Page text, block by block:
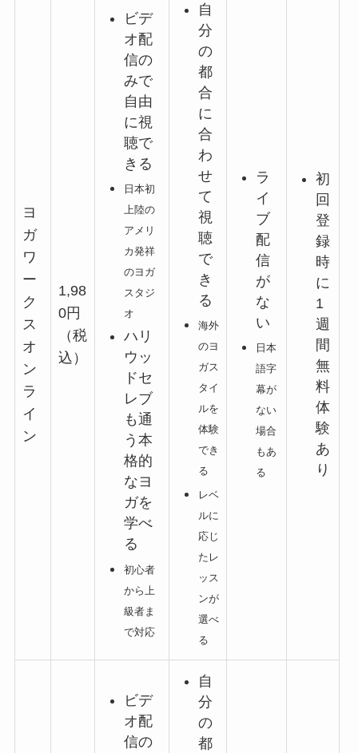
ヨ
ガ
ワ
ー
ク
ス
オ
ン
ラ
イ
ン
1,98
0円
（税
込）
ビデ
オ配
信の
みで
自由
に視
聴で
きる
日本初
上陸の
アメリ
カ発祥
のヨガ
スタジ
オ
ハリ
ウッ
ドセ
レブ
も通
う本
格的
なヨ
ガを
学べ
る
初心者
から上
級者ま
で対応
自
分
の
都
合
に
合
わ
せ
て
視
聴
で
き
る
海外
のヨ
ガス
タイ
ルを
体験
でき
る
レベ
ルに
応じ
たレ
ッス
ンが
選べ
る
ラ
イ
ブ
配
信
が
な
い
日本
語字
幕が
ない
場合
もあ
る
初
回
登
録
時
に
1
週
間
無
料
体
験
あ
り
ビデ
オ配
信の
自
分
の
都